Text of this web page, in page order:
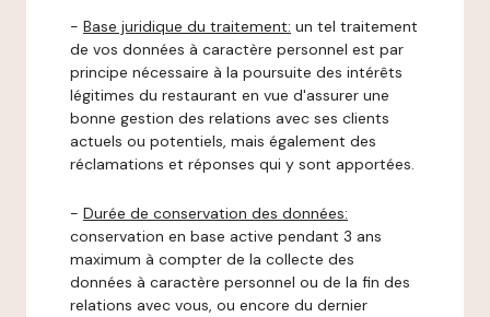
- Base juridique du traitement: un tel traitement
de vos données à caractère personnel est par
principe nécessaire à la poursuite des intérêts
légitimes du restaurant en vue d'assurer une
bonne gestion des relations avec ses clients
actuels ou potentiels, mais également des
réclamations et réponses qui y sont apportées.
- Durée de conservation des données:
conservation en base active pendant 3 ans
maximum à compter de la collecte des
données à caractère personnel ou de la fin des
relations avec vous, ou encore du dernier